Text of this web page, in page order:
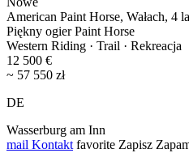
American Paint Horse, Wałach, 4
Piękny ogier Paint Horse
Western Riding · Trail · Rekreacja
12 500 €
~ 57 550 zł
DE
Wasserburg am Inn
mail Kontakt favorite Zapisz